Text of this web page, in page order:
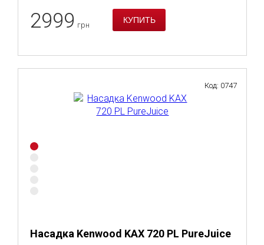
2999 грн
Насадка Kenwood KAX 720 PL PureJuice
Код: 0747